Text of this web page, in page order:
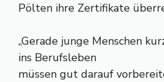
Pölten ihre Zertifikate
„Gerade junge Menschen
ins Berufsleben
müssen gut darauf